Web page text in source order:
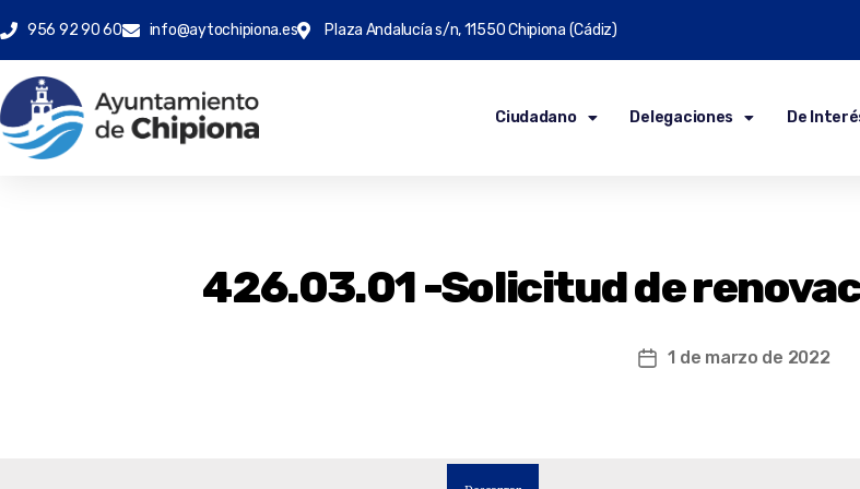
956 92 90 60 info@aytochipiona.es Plaza Andalucía s/n, 11550 Chipiona (Cádiz)
Ciudadano Delegaciones De
426.03.01 -Solicitud de
1 de marzo de 2022